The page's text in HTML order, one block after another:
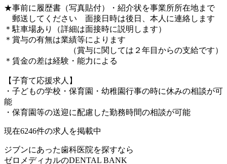
★事前に履歴書（写真貼付）・紹介状を事業所所在地まで
郵送してください 面接日時は後日、本人に連絡します
＊駐車場あり（詳細は面接時に説明します）
＊賞与の有無は業績等によります
（賞与に関しては２年目からの支給です）
＊賃金の差は経験・能力による
【子育て応援求人】
・子どもの学校・保育園・幼稚園行事の時に休みの相談が可
能
・保育園等の送迎に配慮した勤務時間の相談が可能
現在6246件の求人を掲載中
ジブンにあった歯科医院を探すなら
ゼロメディカルのDENTAL BANK